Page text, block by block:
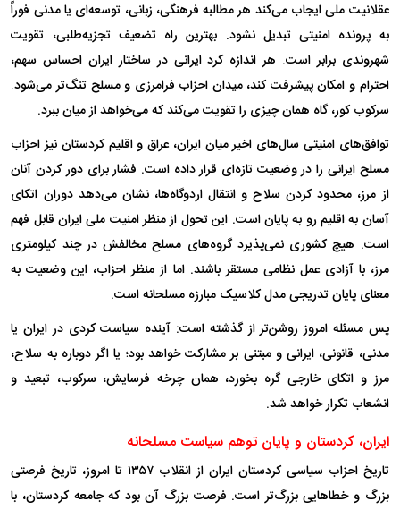
عقلانیت ملی ایجاب می‌کند هر مطالبه فرهنگی، زبانی، توسعه‌ای یا مدنی فوراً
به پرونده امنیتی تبدیل نشود. بهترین راه تضعیف تجزیه‌طلبی، تقویت
شهروندی برابر است. هر اندازه کرد ایرانی در ساختار ایران احساس سهم،
احترام و امکان پیشرفت کند، میدان احزاب فرامرزی و مسلح تنگ‌تر می‌شود.
سرکوب کور، گاه همان چیزی را تقویت می‌کند که می‌خواهد از میان ببرد.
توافق‌های امنیتی سال‌های اخیر میان ایران، عراق و اقلیم کردستان نیز احزاب
مسلح ایرانی را در وضعیت تازه‌ای قرار داده است. فشار برای دور کردن آنان
از مرز، محدود کردن سلاح و انتقال اردوگاه‌ها، نشان می‌دهد دوران اتکای
آسان به اقلیم رو به پایان است. این تحول از منظر امنیت ملی ایران قابل فهم
است. هیچ کشوری نمی‌پذیرد گروه‌های مسلح مخالفش در چند کیلومتری
مرز، با آزادی عمل نظامی مستقر باشند. اما از منظر احزاب، این وضعیت به
معنای پایان تدریجی مدل کلاسیک مبارزه مسلحانه است.
پس مسئله امروز روشن‌تر از گذشته است: آینده سیاست کردی در ایران یا
مدنی، قانونی، ایرانی و مبتنی بر مشارکت خواهد بود؛ یا اگر دوباره به سلاح،
مرز و اتکای خارجی گره بخورد، همان چرخه فرسایش، سرکوب، تبعید و
انشعاب تکرار خواهد شد.
ایران، کردستان و پایان توهم سیاست مسلحانه
تاریخ احزاب سیاسی کردستان ایران از انقلاب ۱۳۵۷ تا امروز، تاریخ فرصتی
بزرگ و خطا‌هایی بزرگ‌تر است. فرصت بزرگ آن بود که جامعه کردستان، با